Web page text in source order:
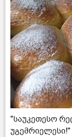
"საუკეთესო